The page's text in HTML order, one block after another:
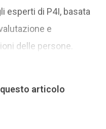
esperti di P4I, basata
e
delle persone.
articolo